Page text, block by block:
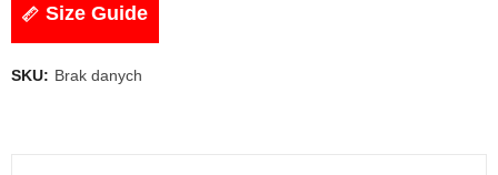
Size Guide
SKU: Brak danych